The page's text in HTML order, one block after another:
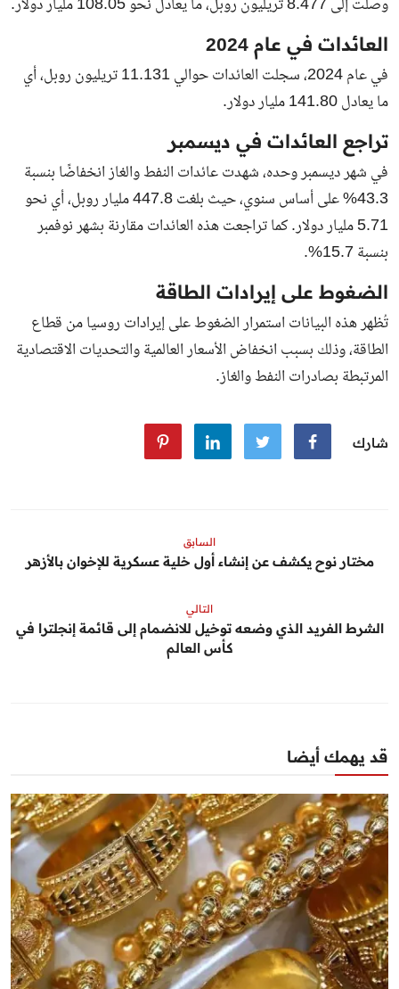
وصلت إلى 8.477 تريليون روبل، ما يعادل نحو 108.05 مليار دولار.
العائدات في عام 2024
في عام 2024، سجلت العائدات حوالي 11.131 تريليون روبل، أي
ما يعادل 141.80 مليار دولار.
تراجع العائدات في ديسمبر
في شهر ديسمبر وحده، شهدت عائدات النفط والغاز انخفاضًا بنسبة
43.3% على أساس سنوي، حيث بلغت 447.8 مليار روبل، أي نحو
5.71 مليار دولار. كما تراجعت هذه العائدات مقارنة بشهر نوفمبر
بنسبة 15.7%.
الضغوط على إيرادات الطاقة
تُظهر هذه البيانات استمرار الضغوط على إيرادات روسيا من قطاع
الطاقة، وذلك بسبب انخفاض الأسعار العالمية والتحديات الاقتصادية
المرتبطة بصادرات النفط والغاز.
شارك
السابق
مختار نوح يكشف عن إنشاء أول خلية عسكرية للإخوان بالأزهر
التالي
الشرط الفريد الذي وضعه توخيل للانضمام إلى قائمة إنجلترا في
كأس العالم
قد يهمك أيضا